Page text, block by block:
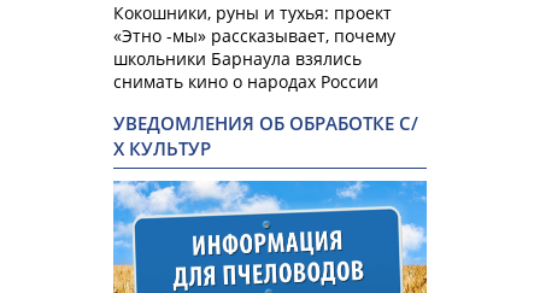
Кокошники, руны и тухья: проект
«Этно -мы» рассказывает, почему
школьники Барнаула взялись
снимать кино о народах России
УВЕДОМЛЕНИЯ ОБ ОБРАБОТКЕ С/
Х КУЛЬТУР